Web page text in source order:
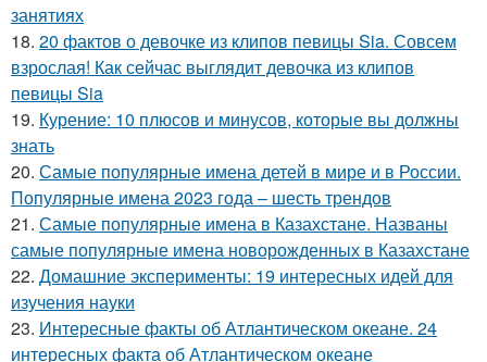
занятиях
18. 20 фактов о девочке из клипов певицы Sia. Совсем
взрослая! Как сейчас выглядит девочка из клипов
певицы Sia
19. Курение: 10 плюсов и минусов, которые вы должны
знать
20. Самые популярные имена детей в мире и в России.
Популярные имена 2023 года – шесть трендов
21. Самые популярные имена в Казахстане. Названы
самые популярные имена новорожденных в Казахстане
22. Домашние эксперименты: 19 интересных идей для
изучения науки
23. Интересные факты об Атлантическом океане. 24
интересных факта об Атлантическом океане